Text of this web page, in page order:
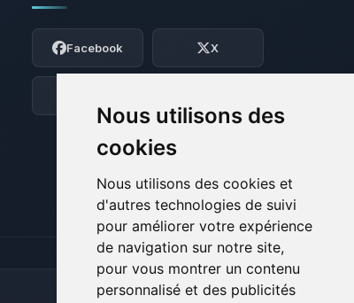
Nous utilisons des
cookies
Nous utilisons des cookies et
d'autres technologies de suivi
pour améliorer votre expérience
de navigation sur notre site,
pour vous montrer un contenu
personnalisé et des publicités
Facebook X
Youpi, enfin quelqu’un pour me parler !
Moi c’est Choupy, ton petit assistant
BoxToPlay. Dis-moi ce dont tu as besoin
et je vais remuer mes petits circuits
07/08/2026 à 22:32